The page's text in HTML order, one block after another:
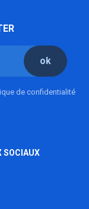
ok
de confidentialité
SOCIAUX